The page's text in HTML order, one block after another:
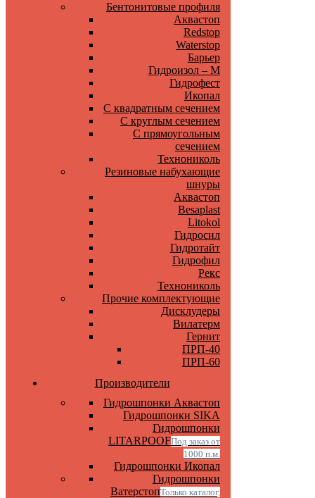
Бентонитовые профиля
Аквастоп
Redstop
Waterstop
Барьер
Гидроизол – М
Гидрофест
Икопал
С квадратным сечением
С круглым сечением
С прямоугольным
сечением
Технониколь
Резиновые набухающие
шнуры
Аквастоп
Besaplast
Litokol
Гидросил
Гидротайт
Гидрофил
Рекс
Технониколь
Прочие комплектующие
Дисклудеры
Вилатерм
Гернит
ПРП-40
ПРП-60
Производители
Гидрошпонки Аквастоп
Гидрошпонки SIKA
Гидрошпонки
LITARPOOFПод заказ от
1000 п.м.
Гидрошпонки Икопал
Гидрошпонки
ВатерстопТолько каталог,